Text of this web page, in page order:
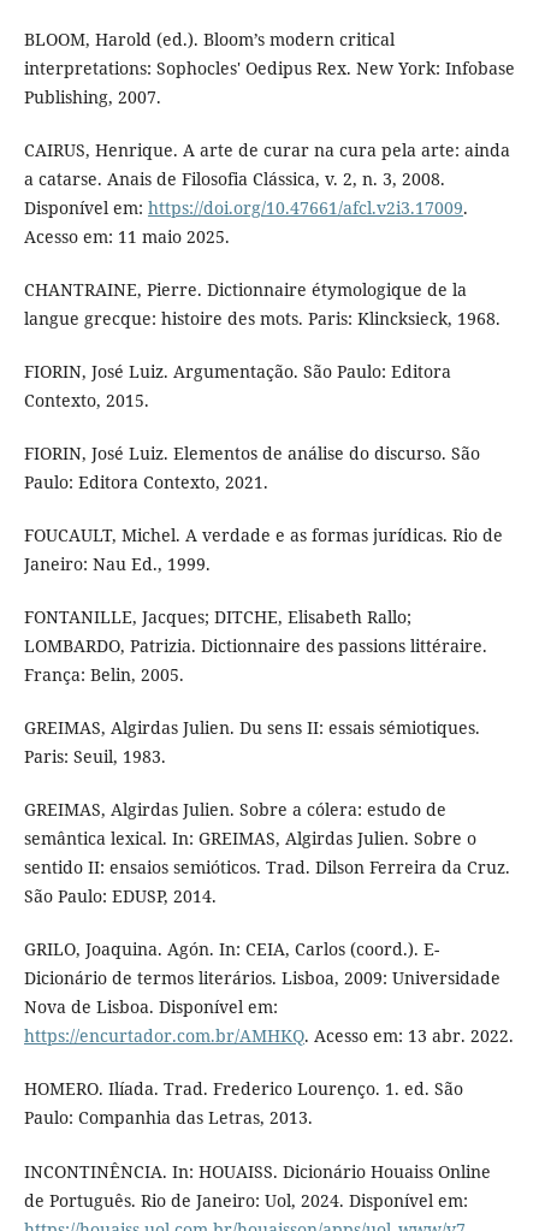
BLOOM, Harold (ed.). Bloom’s modern critical
interpretations: Sophocles' Oedipus Rex. New York: Infobase
Publishing, 2007.
CAIRUS, Henrique. A arte de curar na cura pela arte: ainda
a catarse. Anais de Filosofia Clássica, v. 2, n. 3, 2008.
Disponível em: https://doi.org/10.47661/afcl.v2i3.17009.
Acesso em: 11 maio 2025.
CHANTRAINE, Pierre. Dictionnaire étymologique de la
langue grecque: histoire des mots. Paris: Klincksieck, 1968.
FIORIN, José Luiz. Argumentação. São Paulo: Editora
Contexto, 2015.
FIORIN, José Luiz. Elementos de análise do discurso. São
Paulo: Editora Contexto, 2021.
FOUCAULT, Michel. A verdade e as formas jurídicas. Rio de
Janeiro: Nau Ed., 1999.
FONTANILLE, Jacques; DITCHE, Elisabeth Rallo;
LOMBARDO, Patrizia. Dictionnaire des passions littéraire.
França: Belin, 2005.
GREIMAS, Algirdas Julien. Du sens II: essais sémiotiques.
Paris: Seuil, 1983.
GREIMAS, Algirdas Julien. Sobre a cólera: estudo de
semântica lexical. In: GREIMAS, Algirdas Julien. Sobre o
sentido II: ensaios semióticos. Trad. Dilson Ferreira da Cruz.
São Paulo: EDUSP, 2014.
GRILO, Joaquina. Agón. In: CEIA, Carlos (coord.). E-
Dicionário de termos literários. Lisboa, 2009: Universidade
Nova de Lisboa. Disponível em:
https://encurtador.com.br/AMHKQ. Acesso em: 13 abr. 2022.
HOMERO. Ilíada. Trad. Frederico Lourenço. 1. ed. São
Paulo: Companhia das Letras, 2013.
INCONTINÊNCIA. In: HOUAISS. Dicionário Houaiss Online
de Português. Rio de Janeiro: Uol, 2024. Disponível em: